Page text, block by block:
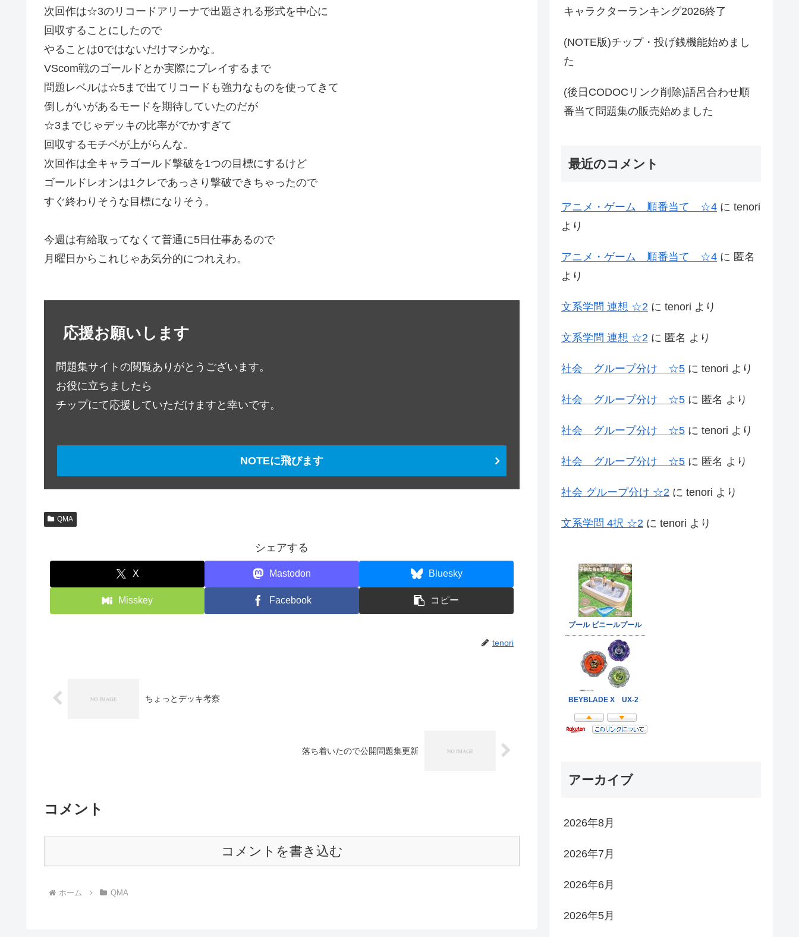
次回作は☆3のリコードアリーナで出題される形式を中心に
回収することにしたので
やることは0ではないだけマシかな。
VScom戦のゴールドとか実際にプレイするまで
問題レベルは☆5まで出てリコードも強力なものを使ってきて
倒しがいがあるモードを期待していたのだが
☆3までじゃデッキの比率がでかすぎて
回収するモチベが上がらんな。
次回作は全キャラゴールド撃破を1つの目標にするけど
ゴールドレオンは1クレであっさり撃破できちゃったので
すぐ終わりそうな目標になりそう。
今週は有給取ってなくて普通に5日仕事あるので
月曜日からこれじゃあ気分的につれえわ。
応援お願いします
問題集サイトの閲覧ありがとうございます。
お役に立ちましたら
チップにて応援していただけますと幸いです。
NOTEに飛びます
QMA
シェアする
X Mastodon Bluesky
Misskey Facebook コピー
tenori
ちょっとデッキ考察
落ち着いたので公開問題集更新
コメント
コメントを書き込む
ホーム QMA
キャラクターランキング2026終了
(NOTE版)チップ・投げ銭機能始めまし
た
(後日CODOCリンク削除)語呂合わせ順
番当て問題集の販売始めました
最近のコメント
アニメ・ゲーム 順番当て ☆4 に tenori
より
アニメ・ゲーム 順番当て ☆4 に 匿名
より
文系学問 連想 ☆2 に tenori より
文系学問 連想 ☆2 に 匿名 より
社会 グループ分け ☆5 に tenori より
社会 グループ分け ☆5 に 匿名 より
社会 グループ分け ☆5 に tenori より
社会 グループ分け ☆5 に 匿名 より
社会 グループ分け ☆2 に tenori より
文系学問 4択 ☆2 に tenori より
アーカイブ
2026年8月
2026年7月
2026年6月
2026年5月